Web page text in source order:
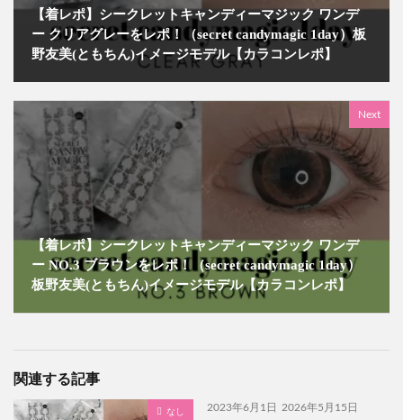
【着レポ】シークレットキャンディーマジック ワンデ
ー クリアグレーをレポ！（secret candymagic 1day）板
野友美(ともちん)イメージモデル【カラコンレポ】
Next
【着レポ】シークレットキャンディーマジック ワンデ
ー NO.3 ブラウンをレポ！（secret candymagic 1day）
板野友美(ともちん)イメージモデル【カラコンレポ】
関連する記事
なし 2023年6月1日 2026年5月15日